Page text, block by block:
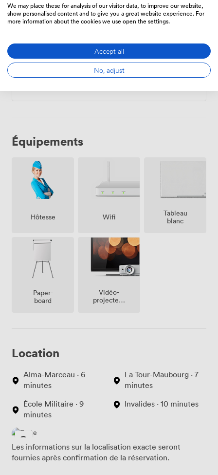
Prix
23:00
de2300
Équipements
Hôtesse Wifi
Tableau
blanc
Paper-
board
Vidéo-
projecteur
Location
Alma-Marceau · 6
minutes
École Militaire · 9
minutes
La Tour-Maubourg · 7
minutes
Invalides · 10 minutes
Les informations sur la localisation exacte seront
fournies après confirmation de la réservation.
We may place these for analysis of our visitor data, to improve our website,
show personalised content and to give you a great website experience. For
more information about the cookies we use open the settings.
Accept all
No, adjust